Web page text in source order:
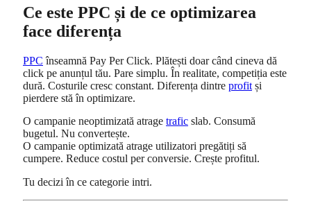
Ce este PPC și de ce optimizarea
face diferența
PPC înseamnă Pay Per Click. Plătești doar când cineva dă
click pe anunțul tău. Pare simplu. În realitate, competiția este
dură. Costurile cresc constant. Diferența dintre profit și
pierdere stă în optimizare.
O campanie neoptimizată atrage trafic slab. Consumă
bugetul. Nu convertește.
O campanie optimizată atrage utilizatori pregătiți să
cumpere. Reduce costul per conversie. Crește profitul.
Tu decizi în ce categorie intri.